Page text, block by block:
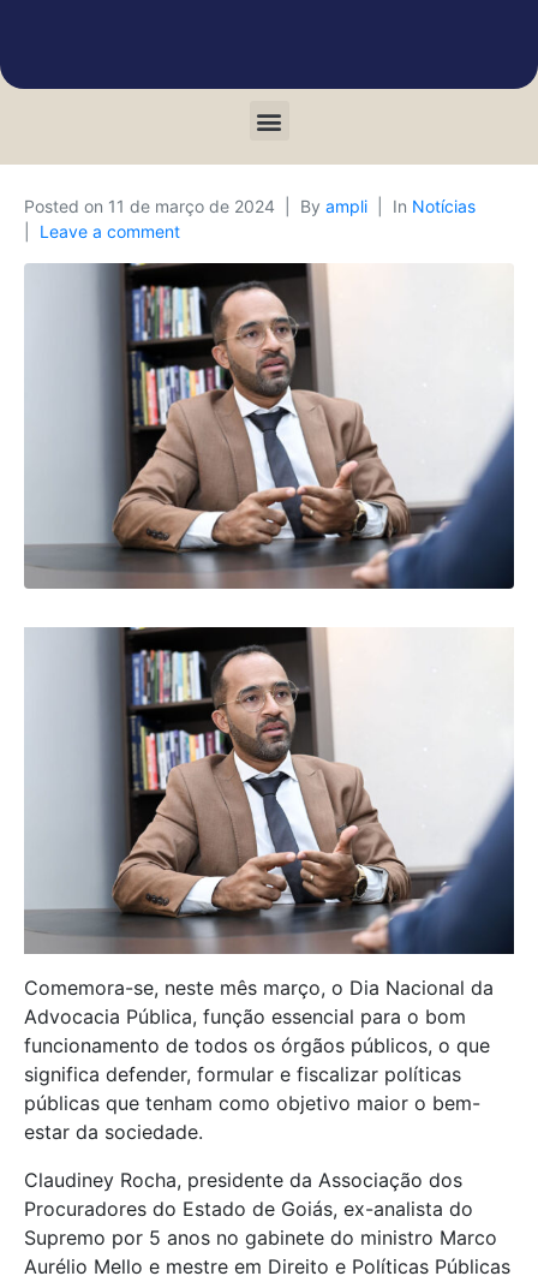
Posted on 11 de março de 2024 By ampli In Notícias
Leave a comment
Comemora-se, neste mês março, o Dia Nacional da
Advocacia Pública, função essencial para o bom
funcionamento de todos os órgãos públicos, o que
significa defender, formular e fiscalizar políticas
públicas que tenham como objetivo maior o bem-
estar da sociedade.
Claudiney Rocha, presidente da Associação dos
Procuradores do Estado de Goiás, ex-analista do
Supremo por 5 anos no gabinete do ministro Marco
Aurélio Mello e mestre em Direito e Políticas Públicas